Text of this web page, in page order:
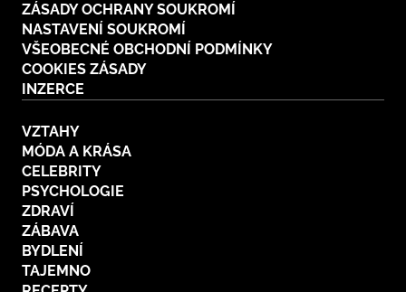
ZÁSADY OCHRANY SOUKROMÍ
NASTAVENÍ SOUKROMÍ
VŠEOBECNÉ OBCHODNÍ PODMÍNKY
COOKIES ZÁSADY
INZERCE
VZTAHY
MÓDA A KRÁSA
CELEBRITY
PSYCHOLOGIE
ZDRAVÍ
ZÁBAVA
BYDLENÍ
TAJEMNO